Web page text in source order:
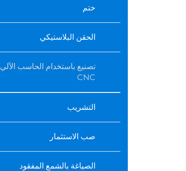
ختم
الحقن البلاستيكي
تصنيع باستخدام الحاسب الآلي
CNC
التشريب
صب الاستثمار
الصياغة بالشمع المفقود